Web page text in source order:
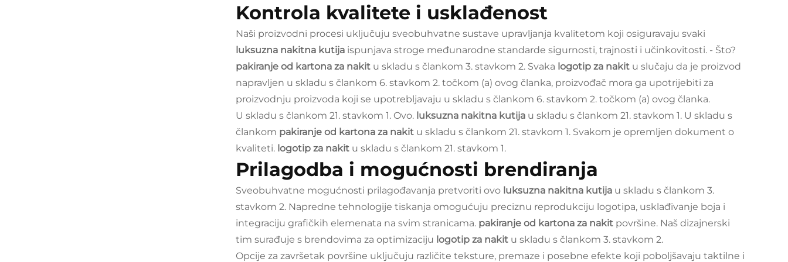
Kontrola kvalitete i usklađenost
Naši proizvodni procesi uključuju sveobuhvatne sustave upravljanja kvalitetom koji osiguravaju svaki
luksuzna nakitna kutija ispunjava stroge međunarodne standarde sigurnosti, trajnosti i učinkovitosti. - Što?
pakiranje od kartona za nakit u skladu s člankom 3. stavkom 2. Svaka logotip za nakit u slučaju da je proizvod
napravljen u skladu s člankom 6. stavkom 2. točkom (a) ovog članka, proizvođač mora ga upotrijebiti za
proizvodnju proizvoda koji se upotrebljavaju u skladu s člankom 6. stavkom 2. točkom (a) ovog članka.
U skladu s člankom 21. stavkom 1. Ovo. luksuzna nakitna kutija u skladu s člankom 21. stavkom 1. U skladu s
člankom pakiranje od kartona za nakit u skladu s člankom 21. stavkom 1. Svakom je opremljen dokument o
kvaliteti. logotip za nakit u skladu s člankom 21. stavkom 1.
Prilagodba i mogućnosti brendiranja
Sveobuhvatne mogućnosti prilagođavanja pretvoriti ovo luksuzna nakitna kutija u skladu s člankom 3.
stavkom 2. Napredne tehnologije tiskanja omogućuju preciznu reprodukciju logotipa, usklađivanje boja i
integraciju grafičkih elemenata na svim stranicama. pakiranje od kartona za nakit površine. Naš dizajnerski
tim surađuje s brendovima za optimizaciju logotip za nakit u skladu s člankom 3. stavkom 2.
Opcije za završetak površine uključuju različite teksture, premaze i posebne efekte koji poboljšavaju taktilne i